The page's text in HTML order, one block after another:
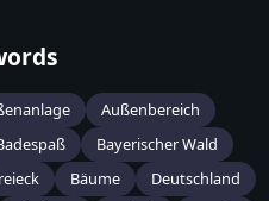
Außenbereich
Bayerischer Wald
Bäume
Deutschland